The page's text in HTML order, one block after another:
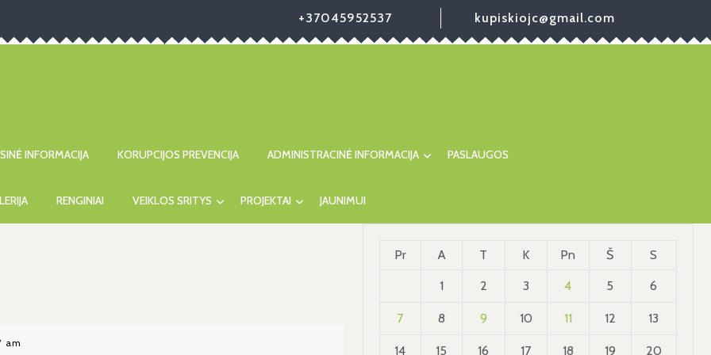
+37045952537 kupiskiojc@gmail.com
INFORMACIJA KORUPCIJOS PREVENCIJA ADMINISTRACINĖ INFORMACIJA PASLAUGOS
RENGINIAI VEIKLOS SRITYS PROJEKTAI JAUNIMUI
am
Pr A T K Pn Š S
1 2 3 4 5 6
7 8 9 10 11 12 13
14 15 16 17 18 19 20